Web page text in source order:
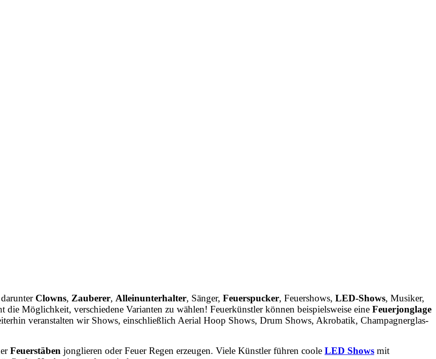
darunter Clowns, Zauberer, Alleinunterhalter, Sänger, Feuerspucker, Feuershows, LED-Shows, Musiker,
die Möglichkeit, verschiedene Varianten zu wählen! Feuerkünstlerkönnen beispielsweise eine Feuerjonglage
veranstalten wir Shows, einschließlichAerial Hoop Shows, Drum Shows, Akrobatik, Champagnerglas-
Feuerstäben jonglieren oder Feuer Regen erzeugen. Viele Künstler führen coole LED Shows mit